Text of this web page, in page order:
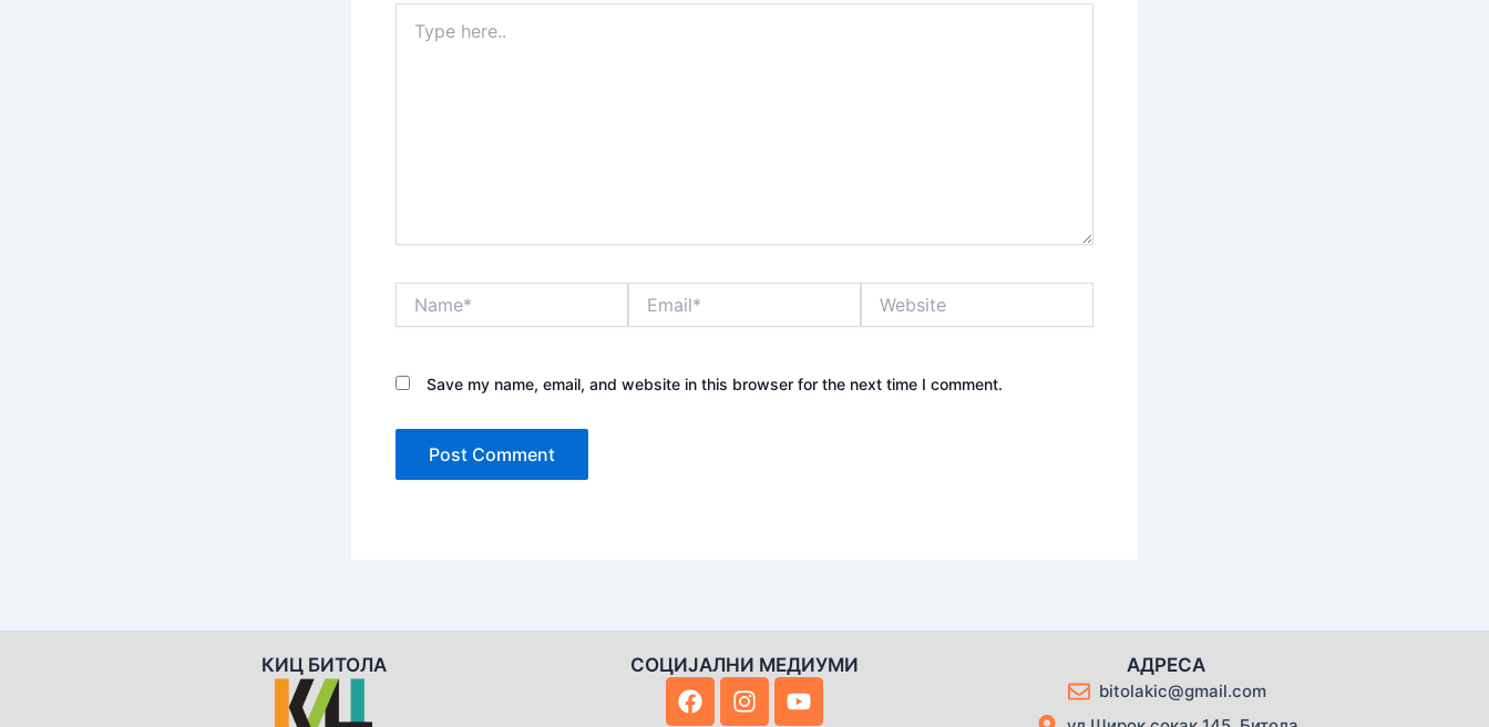
here..
Save my name, email, and website in this browser for the next time I comment.
КИЦ БИТОЛА СОЦИЈАЛНИ МЕДИУМИ
F
a
I
n
Y
o
АДРЕСА
bitolakic@gmail.com